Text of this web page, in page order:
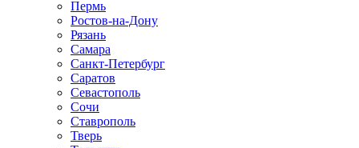
Пермь
Ростов-на-Дону
Рязань
Самара
Санкт-Петербург
Саратов
Севастополь
Сочи
Ставрополь
Тверь